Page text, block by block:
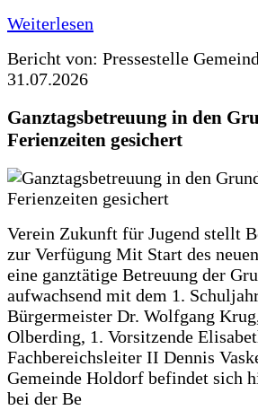
Weiterlesen
Bericht von: Pressestelle
31.07.2026
Ganztagsbetreuung in den
Ferienzeiten gesichert
Verein Zukunft für Jugend stellt
zur Verfügung Mit Start des
eine ganztätige Betreuung der
aufwachsend mit dem 1.
Bürgermeister Dr. Wolfgang
Olberding, 1. Vorsitzende
Fachbereichsleiter II Dennis
Gemeinde Holdorf befindet sich
bei der Be